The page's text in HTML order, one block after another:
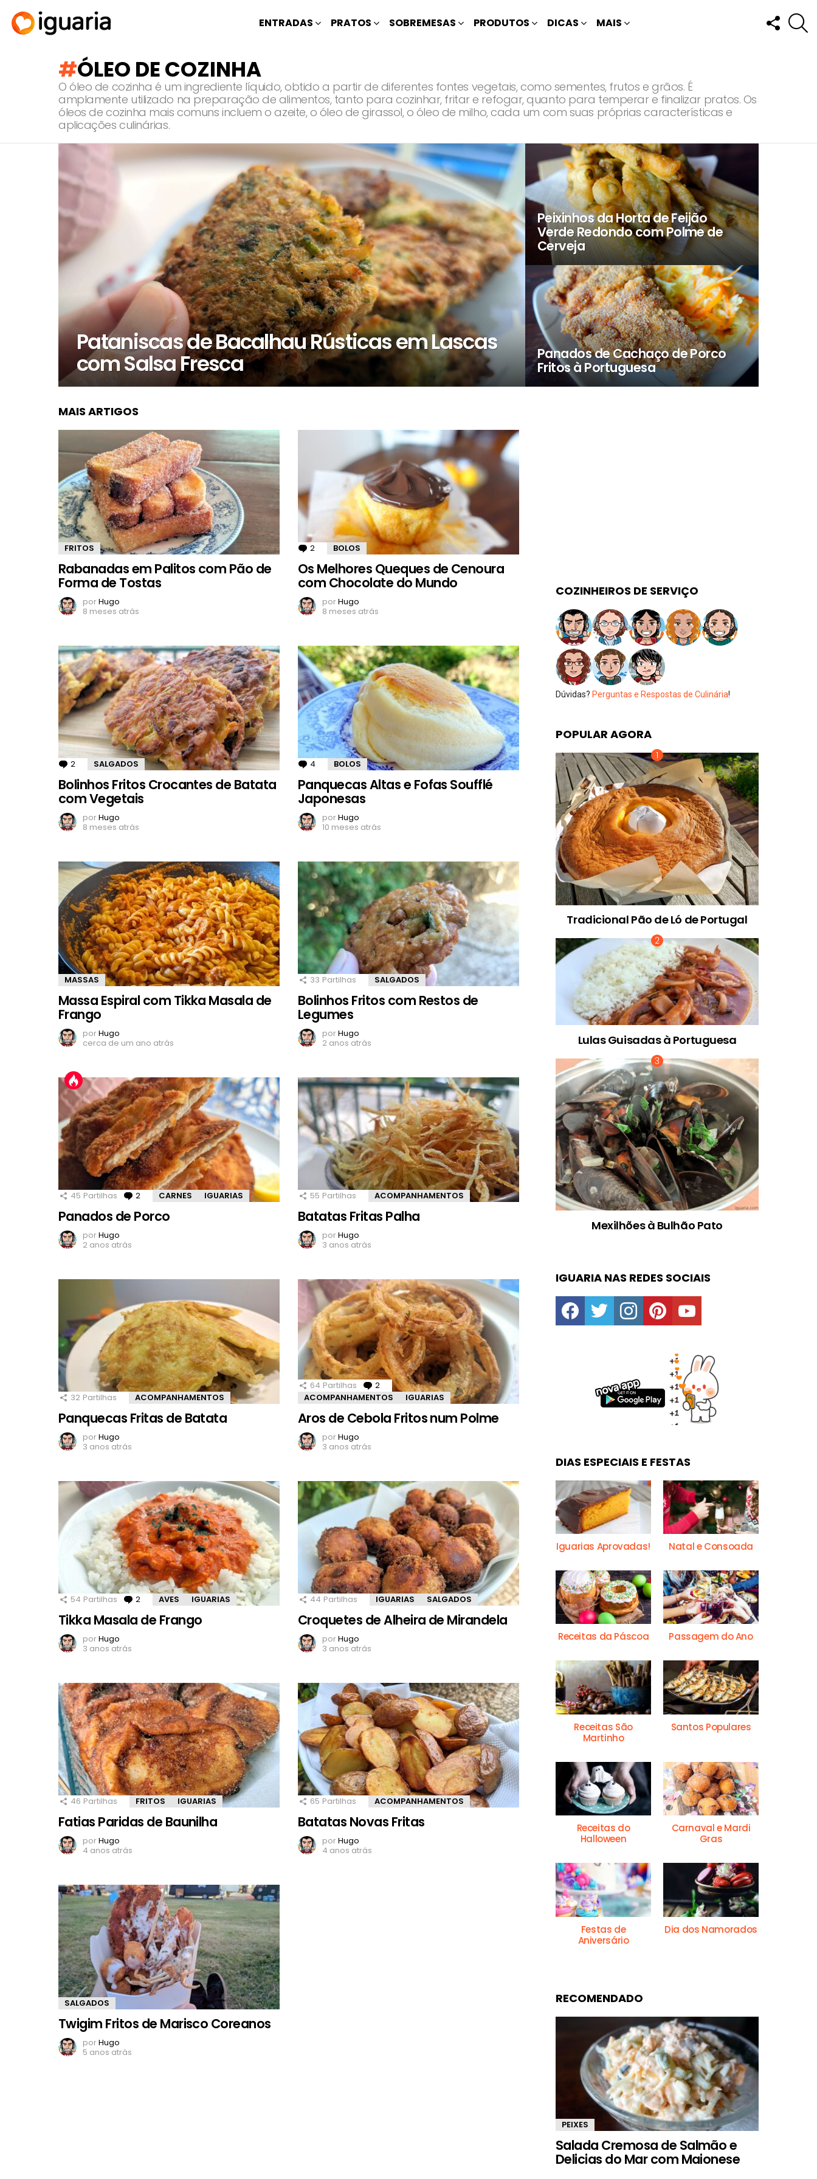
ENTRADAS PRATOS SOBREMESAS PRODUTOS DICAS MAIS
FOLLOW
US
ÓLEO DE COZINHA
O óleo de cozinha é um ingrediente líquido, obtido a partir de diferentes fontes vegetais, como sementes, frutos e grãos. É
amplamente utilizado na preparação de alimentos, tanto para cozinhar, fritar e refogar, quanto para temperar e finalizar pratos. Os
óleos de cozinha mais comuns incluem o azeite, o óleo de girassol, o óleo de milho, cada um com suas próprias características e
aplicações culinárias.
RECOMENDADOS
Pataniscas de Bacalhau Rústicas em Lascas
com Salsa Fresca
Peixinhos da Horta de Feijão
Verde Redondo com Polme de
Cerveja
Panados de Cachaço de Porco
Fritos à Portuguesa
MAIS ARTIGOS
FRITOS
Rabanadas em Palitos com Pão de
Forma de Tostas
porHugo
8 meses atrás
2 Comentários
BOLOS
Os Melhores Queques de Cenoura
com Chocolate do Mundo
porHugo
8 meses atrás
2 Comentários
SALGADOS
Bolinhos Fritos Crocantes de Batata
com Vegetais
porHugo
8 meses atrás
4 Comentários
BOLOS
Panquecas Altas e Fofas Soufflé
Japonesas
porHugo
10 meses atrás
MASSAS
Massa Espiral com Tikka Masala de
Frango
porHugo
cerca de um ano atrás
33 Partilhas SALGADOS
Bolinhos Fritos com Restos de
Legumes
porHugo
2 anos atrás
45 Partilhas 2 Comentários
CARNES IGUARIAS
Panados de Porco
porHugo
2 anos atrás
55 Partilhas ACOMPANHAMENTOS
Batatas Fritas Palha
porHugo
3 anos atrás
32 Partilhas ACOMPANHAMENTOS
Panquecas Fritas de Batata
porHugo
3 anos atrás
64 Partilhas 2
Comentários
ACOMPANHAMENTOS
IGUARIAS
Aros de Cebola Fritos num Polme
porHugo
3 anos atrás
54 Partilhas 2 Comentários
AVES IGUARIAS
Tikka Masala de Frango
porHugo
3 anos atrás
44 Partilhas IGUARIAS SALGADOS
Croquetes de Alheira de Mirandela
porHugo
3 anos atrás
46 Partilhas FRITOS IGUARIAS
Fatias Paridas de Baunilha
porHugo
4 anos atrás
65 Partilhas ACOMPANHAMENTOS
Batatas Novas Fritas
porHugo
4 anos atrás
SALGADOS
Twigim Fritos de Marisco Coreanos
porHugo
5 anos atrás
COZINHEIROS DE SERVIÇO
Dúvidas? Perguntas e Respostas de Culinária!
POPULAR AGORA
Tradicional Pão de Ló de Portugal
Lulas Guisadas à Portuguesa
Mexilhões à Bulhão Pato
IGUARIA NAS REDES SOCIAIS
facebooktwitter instagrampinterestyoutube
DIAS ESPECIAIS E FESTAS
Iguarias Aprovadas! Natal e Consoada
Receitas da Páscoa Passagem do Ano
Receitas São
Martinho
Santos Populares
Receitas do
Halloween
Carnaval e Mardi
Gras
Festas de
Aniversário
Dia dos Namorados
RECOMENDADO
PEIXES
Salada Cremosa de Salmão e
Delicias do Mar com Maionese